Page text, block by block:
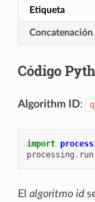
Etiqueta
Concatenación
Código
Algorithm ID:
import
processing . run
El algoritmo id